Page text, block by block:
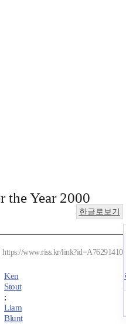
the Year 2000
한글로보기
https://www.riss.kr/link?id=A76291410
Ken
Stout
;
Liam
Blunt